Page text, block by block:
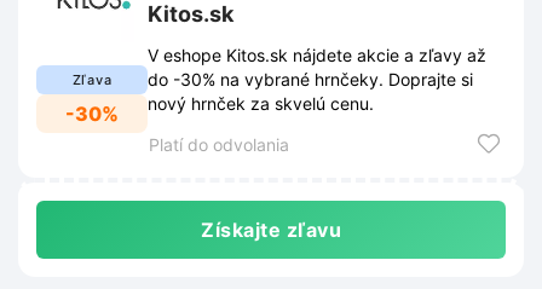
Zľava
-30%
Kitos.sk
V eshope Kitos.sk nájdete akcie a zľavy až
do -30% na vybrané hrnčeky. Doprajte si
nový hrnček za skvelú cenu.
Platí do odvolania
Získajte zľavu